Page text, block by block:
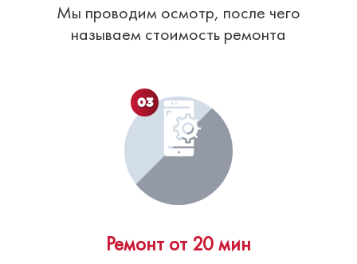
Мы проводим осмотр, после чего
называем стоимость ремонта
03
Ремонт от 20 мин